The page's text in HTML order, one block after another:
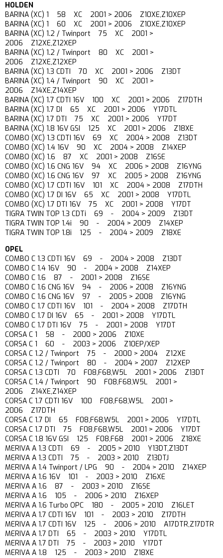
HOLDEN
BARINA (XC) 1 58 XC 2001 > 2006 Z10XE,Z10XEP
BARINA (XC) 1 60 XC 2001 > 2006 Z10XE,Z10XEP
BARINA (XC) 1.2 / Twinport 75 XC 2001 >
2006 Z12XE,Z12XEP
BARINA (XC) 1.2 / Twinport 80 XC 2001 >
2006 Z12XE,Z12XEP
BARINA (XC) 1.3 CDTI 70 XC 2001 > 2006 Z13DT
BARINA (XC) 1.4 / Twinport 90 XC 2001 >
2006 Z14XE,Z14XEP
BARINA (XC) 1.7 CDTI 16V 100 XC 2001 > 2006 Z17DTH
BARINA (XC) 1.7 DI 65 XC 2001 > 2006 Y17DTL
BARINA (XC) 1.7 DTI 75 XC 2001 > 2006 Y17DT
BARINA (XC) 1.8 16V GSI 125 XC 2001 > 2006 Z18XE
COMBO (XC) 1.3 CDTI 16V 69 XC 2004 > 2008 Z13DT
COMBO (XC) 1.4 16V 90 XC 2004 > 2008 Z14XEP
COMBO (XC) 1.6 87 XC 2001 > 2008 Z16SE
COMBO (XC) 1.6 CNG 16V 94 XC 2006 > 2008 Z16YNG
COMBO (XC) 1.6 CNG 16V 97 XC 2005 > 2008 Z16YNG
COMBO (XC) 1.7 CDTI 16V 101 XC 2004 > 2008 Z17DTH
COMBO (XC) 1.7 DI 16V 65 XC 2001 > 2008 Y17DTL
COMBO (XC) 1.7 DTI 16V 75 XC 2001 > 2008 Y17DT
TIGRA TWIN TOP 1.3 CDTi 69 - 2004 > 2009 Z13DT
TIGRA TWIN TOP 1.4i 90 - 2004 > 2009 Z14XEP
TIGRA TWIN TOP 1.8i 125 - 2004 > 2009 Z18XE
OPEL
COMBO C 1.3 CDTI 16V 69 - 2004 > 2008 Z13DT
COMBO C 1.4 16V 90 - 2004 > 2008 Z14XEP
COMBO C 1.6 87 - 2001 > 2008 Z16SE
COMBO C 1.6 CNG 16V 94 - 2006 > 2008 Z16YNG
COMBO C 1.6 CNG 16V 97 - 2005 > 2008 Z16YNG
COMBO C 1.7 CDTI 16V 101 - 2004 > 2008 Z17DTH
COMBO C 1.7 DI 16V 65 - 2001 > 2008 Y17DTL
COMBO C 1.7 DTI 16V 75 - 2001 > 2008 Y17DT
CORSA C 1 58 - 2000 > 2006 Z10XE
CORSA C 1 60 - 2003 > 2006 Z10EP/XEP
CORSA C 1.2 / Twinport 75 - 2000 > 2004 Z12XE
CORSA C 1.2 / Twinport 80 - 2004 > 2007 Z12XEP
CORSA C 1.3 CDTI 70 F08,F68,W5L 2001 > 2006 Z13DT
CORSA C 1.4 / Twinport 90 F08,F68,W5L 2001 >
2006 Z14XE,Z14XEP
CORSA C 1.7 CDTI 16V 100 F08,F68,W5L 2001 >
2006 Z17DTH
CORSA C 1.7 DI 65 F08,F68,W5L 2001 > 2006 Y17DTL
CORSA C 1.7 DTI 75 F08,F68,W5L 2001 > 2006 Y17DT
CORSA C 1.8 16V GSI 125 F08,F68 2001 > 2006 Z18XE
MERIVA A 1.3 CDTI 69 - 2005 > 2010 Y13DT,Z13DT
MERIVA A 1.3 CDTI 75 - 2003 > 2010 Z13DTJ
MERIVA A 1.4 Twinport / LPG 90 - 2004 > 2010 Z14XEP
MERIVA A 1.6 16V 101 - 2003 > 2010 Z16XE
MERIVA A 1.6 87 - 2003 > 2010 Z16SE
MERIVA A 1.6 105 - 2006 > 2010 Z16XEP
MERIVA A 1.6 Turbo OPC 180 - 2005 > 2010 Z16LET
MERIVA A 1.7 CDTI 16V 101 - 2003 > 2010 Z17DTH
MERIVA A 1.7 CDTI 16V 125 - 2006 > 2010 A17DTR,Z17DTR
MERIVA A 1.7 DTI 65 - 2003 > 2010 Y17DTL
MERIVA A 1.7 DTI 75 - 2003 > 2010 Y17DT
MERIVA A 1.8 125 - 2003 > 2010 Z18XE